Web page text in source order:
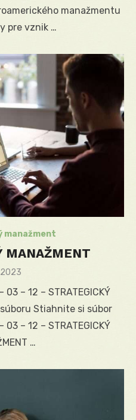
manažmentu
pre vznik …
MANAŽMENT
2023
– 12 – STRATEGICKÝ
Stiahnite si súbor
– 12 – STRATEGICKÝ
…